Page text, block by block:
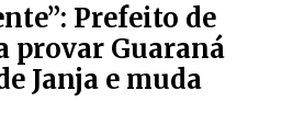
Prefeito de
provar Guaraná
Janja e muda